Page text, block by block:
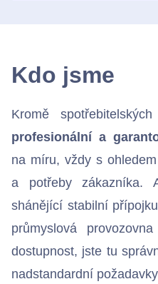
Bezdrátové
Kdo jsme
Kromě
profesionální a
na míru, vždy s
a potřeby zákazníka.
shánějící stabilní
průmyslová
dostupnost, jste tu
nadstandardní